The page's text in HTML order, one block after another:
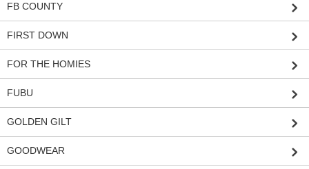
FB COUNTY
FIRST DOWN
FOR THE HOMIES
FUBU
GOLDEN GILT
GOODWEAR